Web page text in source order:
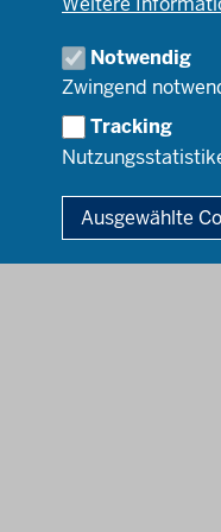
Notwendig
Zwingend
Tracking
Ausgewählte
Zentrale